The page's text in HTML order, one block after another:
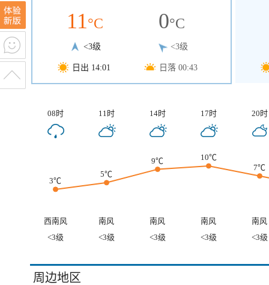
11°C
<3级
日出 14:01
0°C
<3级
日落 00:43
08时 11时 14时 17时 20时
3℃
5℃
9℃
10℃
7℃
西南风 南风 南风 南风
南风
<3级
<3级 <3级 <3级 <3级
周边地区